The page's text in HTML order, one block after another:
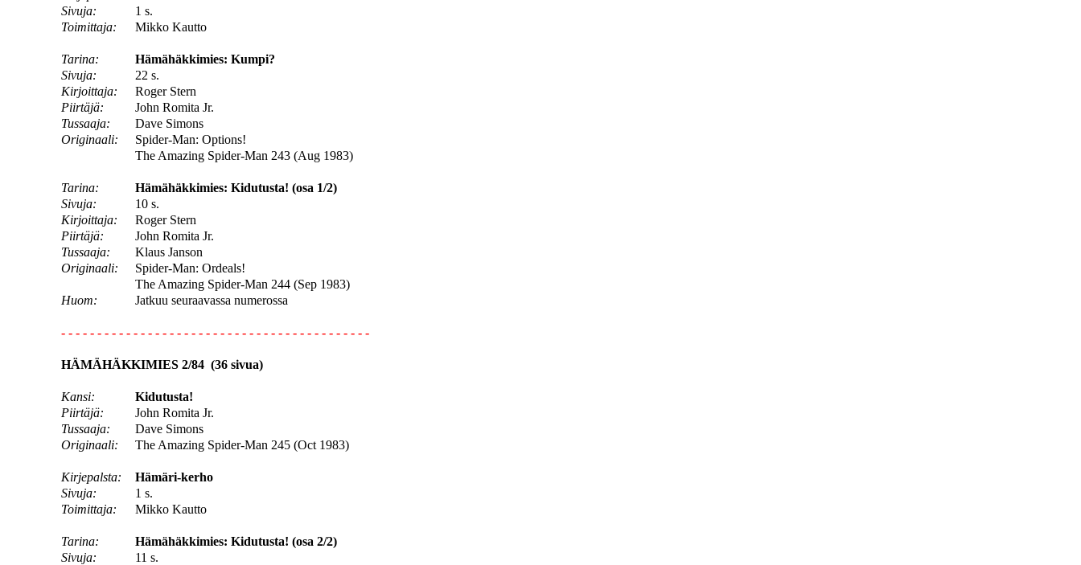
Sivuja:
1 s.
Toimittaja:
Mikko Kautto
Tarina:
Hämähäkkimies: Kumpi?
Sivuja:
22 s.
Kirjoittaja:
Roger Stern
Piirtäjä:
John Romita Jr.
Tussaaja:
Dave Simons
Originaali:
Spider-Man: Options!
The Amazing Spider-Man 243 (Aug 1983)
Tarina:
Hämähäkkimies: Kidutusta! (osa 1/2)
Sivuja:
10 s.
Kirjoittaja:
Roger Stern
Piirtäjä:
John Romita Jr.
Tussaaja:
Klaus Janson
Originaali:
Spider-Man: Ordeals!
The Amazing Spider-Man 244 (Sep 1983)
Huom:
Jatkuu seuraavassa numerossa
- - - - - - - - - - - - - - - - - - - - - - - - - - - - - - - - - - - - - - - - - - -
HÄMÄHÄKKIMIES 2/84 (36 sivua)
Kansi:
Kidutusta!
Piirtäjä:
John Romita Jr.
Tussaaja:
Dave Simons
Originaali:
The Amazing Spider-Man 245 (Oct 1983)
Kirjepalsta:
Hämäri-kerho
Sivuja:
1 s.
Toimittaja:
Mikko Kautto
Tarina:
Hämähäkkimies: Kidutusta! (osa 2/2)
Sivuja:
11 s.